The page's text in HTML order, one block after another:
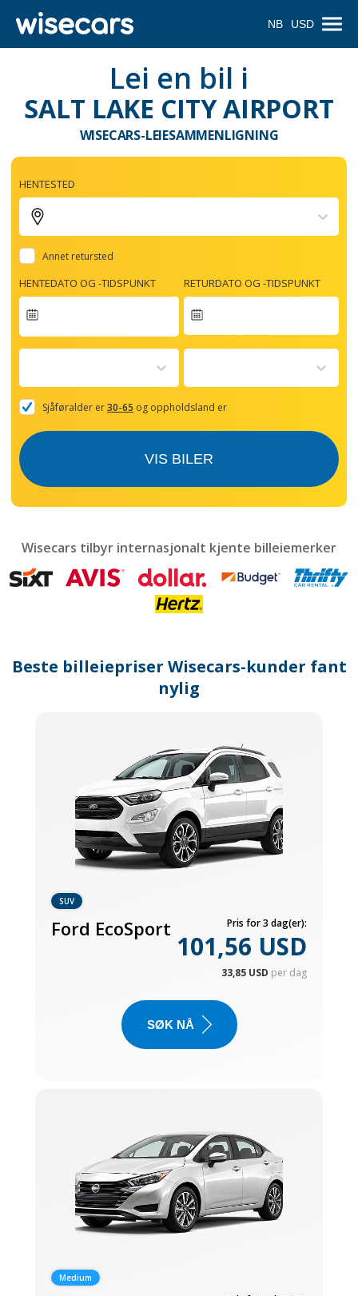
NB USD
Lei en bil i
SALT LAKE CITY AIRPORT
WISECARS-LEIESAMMENLIGNING
HENTESTED
Annet retursted
HENTEDATO OG -TIDSPUNKT
forward
with
the
and
mark
to
get
changing
RETURDATO OG -TIDSPUNKT
Sjåføralder er30-65 og oppholdsland er
VIS BILER
Wisecars tilbyr internasjonalt kjente billeiemerker
Beste billeiepriser Wisecars-kunder fant
nylig
SUV
Ford EcoSport Pris for 3 dag(er):
101,56 USD
33,85 USD per dag
SØK NÅ
Medium